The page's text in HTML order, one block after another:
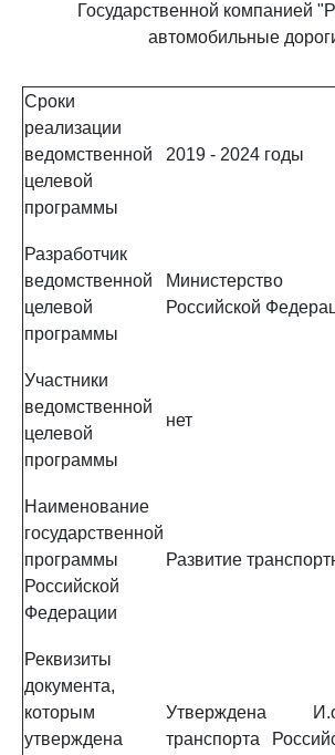
Государственной компанией
автомобильные
Сроки
реализации
ведомственной
целевой
программы
2019 - 2024 годы
Разработчик
ведомственной
целевой
программы
Российской
Участники
ведомственной
целевой
программы
нет
Наименование
государственной
программы
Российской
Федерации
Развитие
Реквизиты
документа,
которым
утверждена
Утверждена
транспорта